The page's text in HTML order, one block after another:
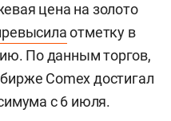
цена на золото
отметку в
По данным торгов,
Comex достигал
с 6 июля.